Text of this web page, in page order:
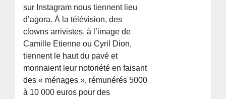
sur Instagram nous tiennent lieu
d’agora. À la télévision, des
clowns arrivistes, à l’image de
Camille Etienne ou Cyril Dion,
tiennent le haut du pavé et
monnaient leur notoriété en faisant
des « ménages », rémunérés 5000
à 10 000 euros pour des